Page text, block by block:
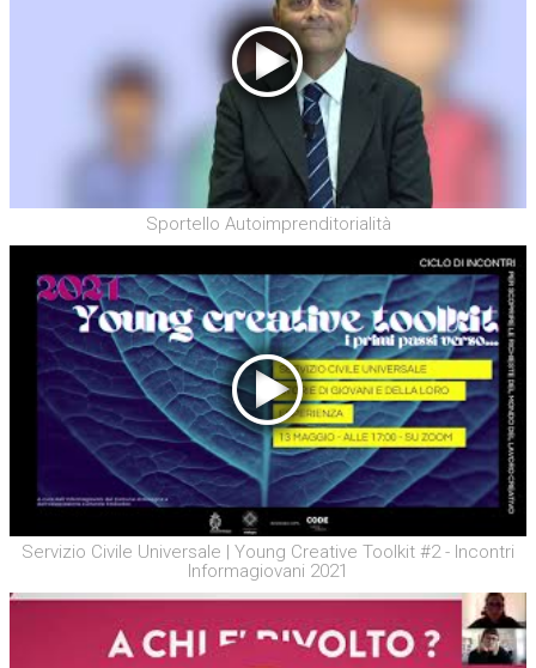
Sportello Autoimprenditorialità
Servizio Civile Universale | Young Creative Toolkit #2 - Incontri
Informagiovani 2021